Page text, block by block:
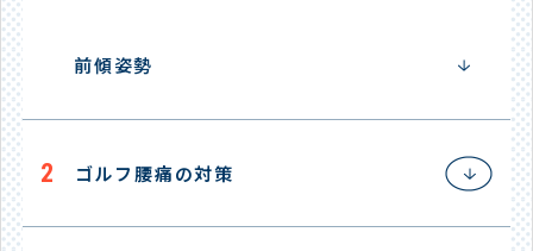
前傾姿勢
2 ゴルフ腰痛の対策